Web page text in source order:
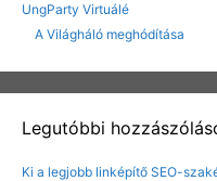
UngParty Virtuálé
A Világháló meghódítása
Legutóbbi
Ki a legjobb linképítő SEO-